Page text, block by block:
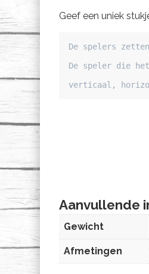
Geef een uniek
De spelers
De speler die
verticaal,
Aanvullende
Gewicht
Afmetingen